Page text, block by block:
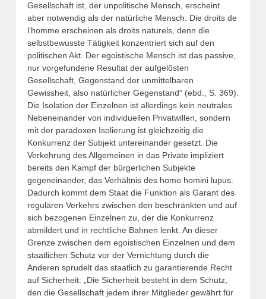
Gesellschaft ist, der unpolitische Mensch, erscheint
aber notwendig als der natürliche Mensch. Die droits de
l‘homme erscheinen als droits naturels, denn die
selbstbewusste Tätigkeit konzentriert sich auf den
politischen Akt. Der egoistische Mensch ist das passive,
nur vorgefundene Resultat der aufgelösten
Gesellschaft, Gegenstand der unmittelbaren
Gewissheit, also natürlicher Gegenstand“ (ebd., S. 369).
Die Isolation der Einzelnen ist allerdings kein neutrales
Nebeneinander von individuellen Privatwillen, sondern
mit der paradoxen Isolierung ist gleichzeitig die
Konkurrenz der Subjekt untereinander gesetzt. Die
Verkehrung des Allgemeinen in das Private impliziert
bereits den Kampf der bürgerlichen Subjekte
gegeneinander, das Verhältnis des homo homini lupus.
Dadurch kommt dem Staat die Funktion als Garant des
regulären Verkehrs zwischen den beschränkten und auf
sich bezogenen Einzelnen zu, der die Konkurrenz
abmildert und in rechtliche Bahnen lenkt. An dieser
Grenze zwischen dem egoistischen Einzelnen und dem
staatlichen Schutz vor der Vernichtung durch die
Anderen sprudelt das staatlich zu garantierende Recht
auf Sicherheit: „Die Sicherheit besteht in dem Schutz,
den die Gesellschaft jedem ihrer Mitglieder gewährt für